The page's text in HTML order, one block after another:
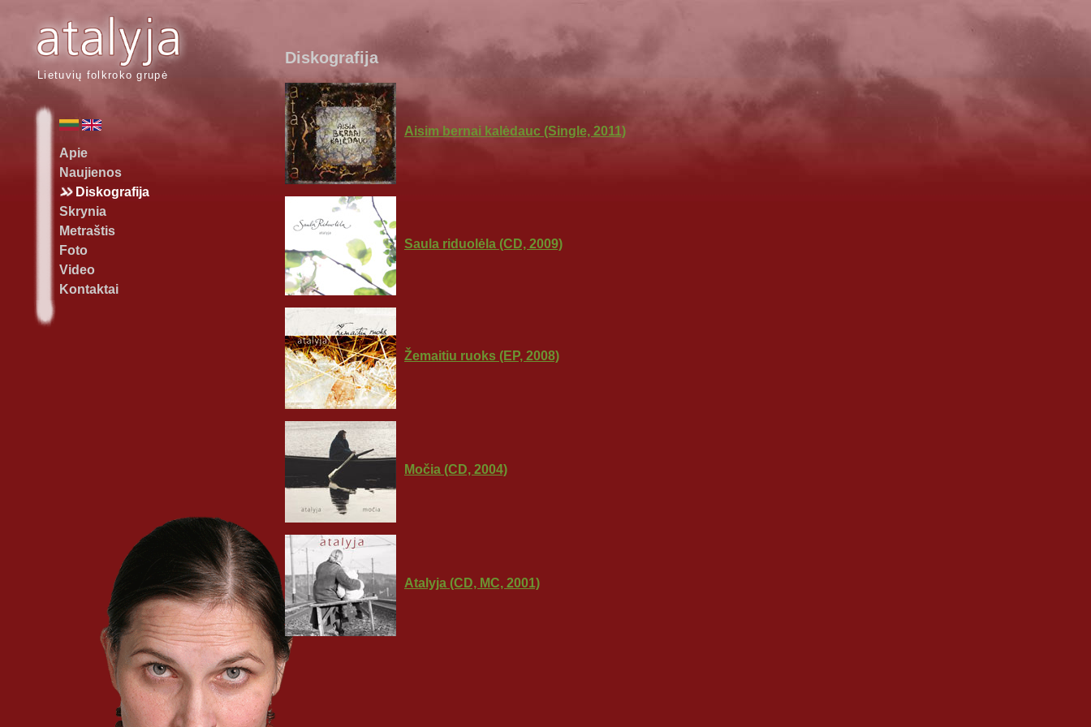
Lietuvių folkroko grupė
Apie
Naujienos
Diskografija
Skrynia
Metraštis
Foto
Video
Kontaktai
Diskografija
Aisim bernai kalėdauc (Single, 2011)
Saula riduolėla (CD, 2009)
Žemaitiu ruoks (EP, 2008)
Močia (CD, 2004)
Atalyja (CD, MC, 2001)